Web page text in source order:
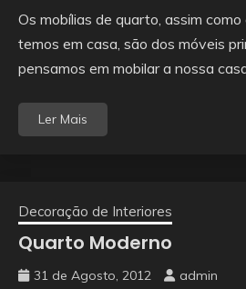
Os mobílias de quarto, assim
temos em casa, são dos móveis
pensamos em mobilar a nossa
Ler Mais
Decoração de Interiores
Quarto Moderno
31 de Agosto, 2012 admin